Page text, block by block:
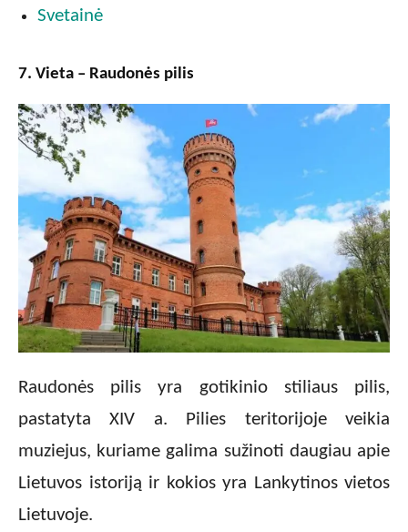
Svetainė
7. Vieta – Raudonės pilis
Raudonės pilis yra gotikinio stiliaus pilis,
pastatyta XIV a. Pilies teritorijoje veikia
muziejus, kuriame galima sužinoti daugiau apie
Lietuvos istoriją ir kokios yra Lankytinos vietos
Lietuvoje.